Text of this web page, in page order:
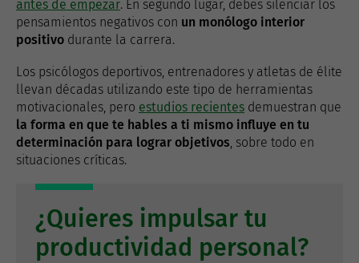
antes de empezar. En segundo lugar, debes silenciar los
pensamientos negativos con un monólogo interior
positivo durante la carrera.
Los psicólogos deportivos, entrenadores y atletas de élite
llevan décadas utilizando este tipo de herramientas
motivacionales, pero estudios recientes demuestran que
la forma en que te hables a ti mismo influye en tu
determinación para lograr objetivos, sobre todo en
situaciones críticas.
¿Quieres impulsar tu
productividad personal?